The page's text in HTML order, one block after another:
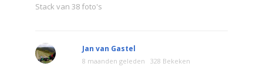
Stack van 38 foto's
Jan van Gastel
8 maanden geleden 328 Bekeken